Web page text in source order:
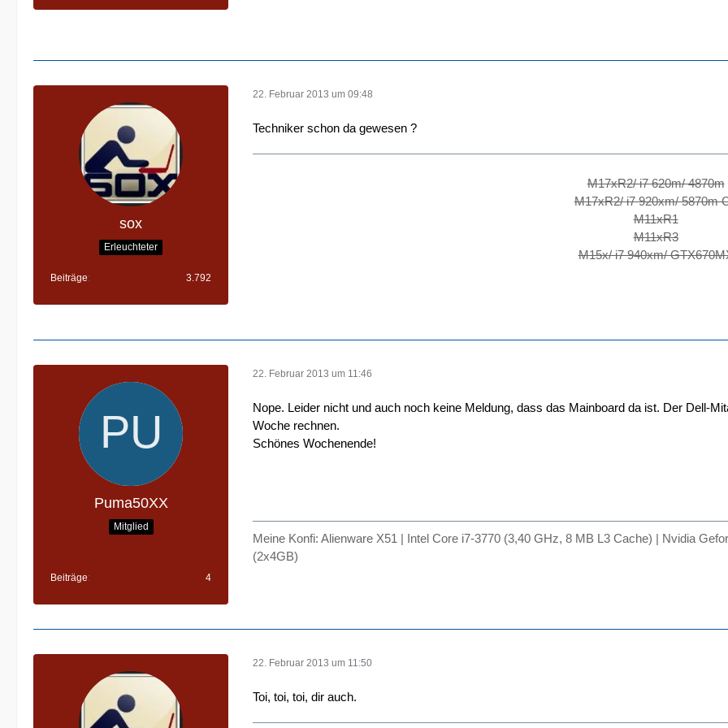
sox
Erleuchteter
Beiträge 3.792
22. Februar 2013 um 09:48
Techniker schon da gewesen ?
M17xR2/ i7 620m/ 4870m
M17xR2/ i7 920xm/ 5870m
M11xR1
M11xR3
M15x/ i7 940xm/
Puma50XX
Mitglied
Beiträge 4
22. Februar 2013 um 11:46
Nope. Leider nicht und auch noch keine Meldung, dass das Mainboard da ist. Der Dell-
Woche rechnen.
Schönes Wochenende!
Meine Konfi: Alienware X51 | Intel Core i7-3770 (3,40 GHz, 8 MB L3 Cache) | Nvidia
(2x4GB)
22. Februar 2013 um 11:50
Toi, toi, toi, dir auch.